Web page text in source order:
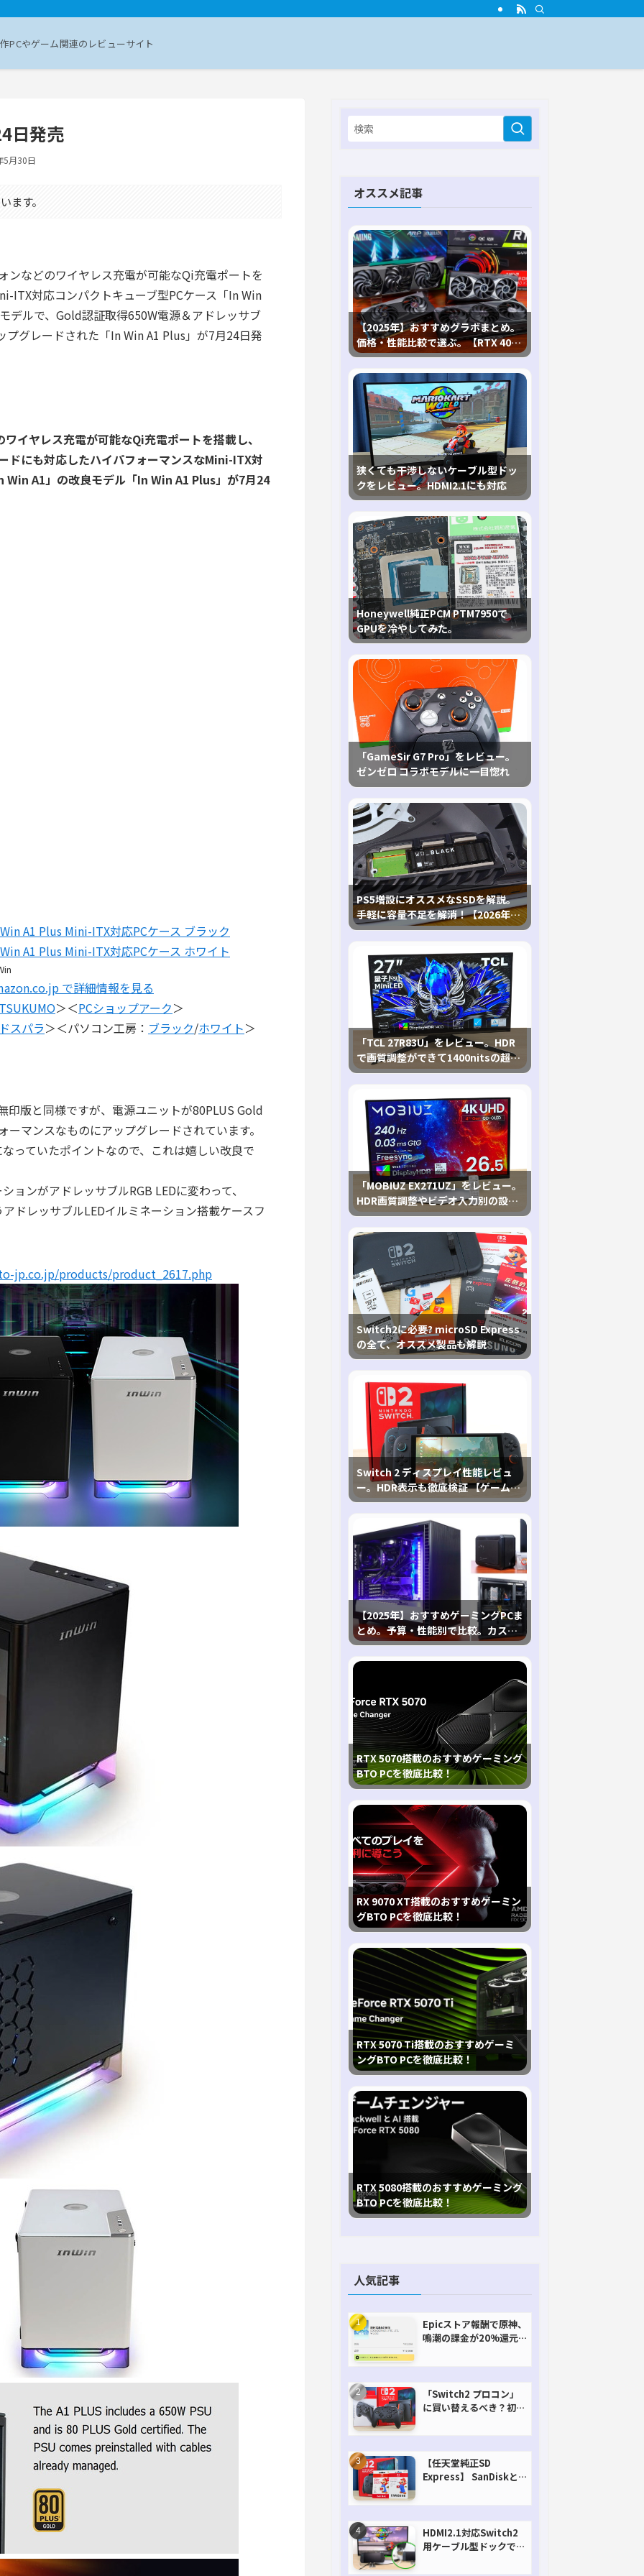
PCやゲーム関連のレビューサイト
日発売
5月30日
ます。
ンなどのワイヤレス充電が可能なQi充電ポートを
ITX対応コンパクトキューブ型PCケース「In Win
デルで、Gold認証取得650W電源＆アドレッサブ
プグレードされた「In Win A1 Plus」が7月24日発
イヤレス充電が可能なQi充電ポートを搭載し、
ドにも対応したハイパフォーマンスなMini-ITX対
Win A1」の改良モデル「In Win A1 Plus」が7月24
A1 Plus Mini-ITX対応PCケース ブラック
A1 Plus Mini-ITX対応PCケース ホワイト
で詳細情報を見る
＞＜PCショップアーク＞
スパラ＞＜パソコン工房： ブラック/ホワイト＞
印版と同様ですが、電源ユニットが80PLUS Gold
マンスなものにアップグレードされています。
っていたポイントなので、これは嬉しい改良で
ョンがアドレッサブルRGB LEDに変わって、
ドレッサブルLEDイルミネーション搭載ケースフ
jp.co.jp/products/product_2617.php
オススメ記事
【2025年】おすすめグラボまとめ。
価格・性能比較で選ぶ。【RTX 40,
RX 7000各種に対応】
狭くても干渉しないケーブル型ドッ
クをレビュー。HDMI2.1にも対応
Honeywell純正PCM PTM7950で
GPUを冷やしてみた。
「GameSir G7 Pro」をレビュー。
ゼンゼロ コラボモデルに一目惚れ
PS5増設にオススメなSSDを解説。
手軽に容量不足を解消！【2026年最
新、PS5 Proにも対応】
「TCL 27R83U」をレビュー。HDR
で画質調整ができて1400nitsの超高
輝度も発揮！
「MOBIUZ EX271UZ」をレビュー。
HDR画質調整やビデオ入力別の設定
が可能な4K有機ELゲーミングモニタ
を徹底検証
Switch2に必要? microSD Express
の全て、オススメ製品も解説
Switch 2 ディスプレイ性能レビュ
ー。HDR表示も徹底検証 【ゲームに
おけるHDRの未来を切り開く1台！】
【2025年】おすすめゲーミングPCま
とめ。予算・性能別で比較。カスタ
マイズ指南も
RTX 5070搭載のおすすめゲーミング
BTO PCを徹底比較！
RX 9070 XT搭載のおすすめゲーミン
グBTO PCを徹底比較！
RTX 5070 Ti搭載のおすすめゲーミ
ングBTO PCを徹底比較！
RTX 5080搭載のおすすめゲーミング
BTO PCを徹底比較！
人気記事
Epicストア報酬で原神、
鳴潮の課金が20%還元
「Switch2 プロコン」
に買い替えるべき？初代
【任天堂純正SD
Express】 SanDiskと
HDMI2.1対応Switch2
用ケーブル型ドックで省